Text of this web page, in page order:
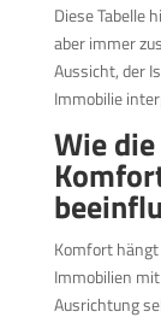
Diese Tabelle
aber immer
Aussicht, der
Immobilie
Wie
Komfort
Immobilien
Ausrichtung